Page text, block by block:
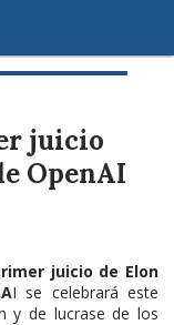
juicio
OpenAI
juicio de Elon
I se celebrará este
y de lucrase de los